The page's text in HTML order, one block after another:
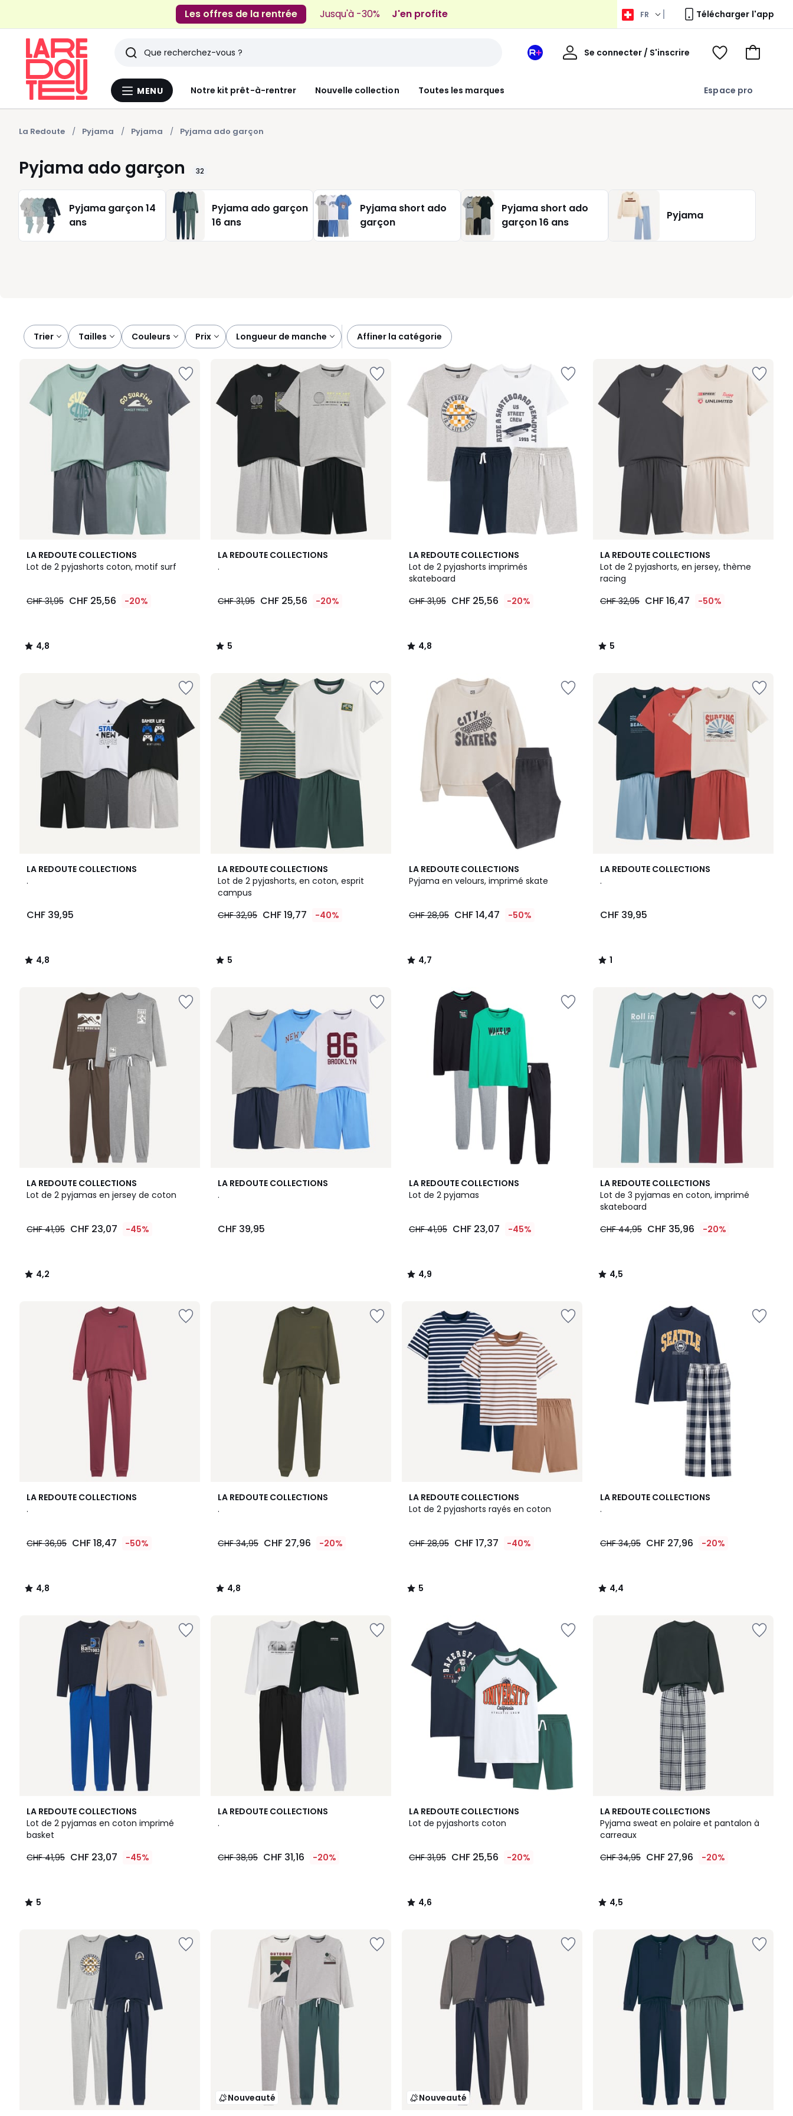
Les offres de la rentrée Jusqu'à -30% J'en profite FR Télécharger l'app
Menu
MENU Notre kit prêt-à-rentrer Nouvelle collection Toutes les marques Espace pro
Rechercher
Derniers
articles
vus
Votre
Se connecter / S'inscrire
Bienvenue
Voir
Aller
La Redoute Pyjama Pyjama Pyjama ado garçon
Pyjama ado garçon 32
Pyjama garçon 14
ans
Pyjama ado garçon
16 ans
Pyjama short ado
garçon
Pyjama short ado
garçon 16 ans
Pyjama
Trier tailles couleurs prix longueur de manche affiner la catégorie
LA REDOUTE COLLECTIONS
Lot de 2 pyjashorts coton, motif surf
25,56
CHF
réduction
appliquée.
CHF 31,95 CHF 25,56 -20%
4,8
/ 5
4,8
/
LA REDOUTE COLLECTIONS
.
CHF 31,95 CHF 25,56 -20%
5
5
/
LA REDOUTE COLLECTIONS
Lot de 2 pyjashorts imprimés
skateboard
CHF 31,95 CHF 25,56 -20%
4,8
/ 5
4,8
/
LA REDOUTE COLLECTIONS
Lot de 2 pyjashorts, en jersey, thème
racing
CHF 32,95 CHF 16,47 -50%
5
/
5
5
/
LA REDOUTE COLLECTIONS
.
CHF 39,95
4,8
4,8
/
LA REDOUTE COLLECTIONS
Lot de 2 pyjashorts, en coton, esprit
campus
CHF 32,95 CHF 19,77 -40%
5
/
5
5
/
LA REDOUTE COLLECTIONS
Pyjama en velours, imprimé skate
CHF 28,95 CHF 14,47 -50%
4,7
/ 5
4,7
/
LA REDOUTE COLLECTIONS
.
CHF 39,95
1
1
/
LA REDOUTE COLLECTIONS
Lot de 2 pyjamas en jersey de coton
CHF 41,95 CHF 23,07 -45%
4,2
/ 5
4,2
/
LA REDOUTE COLLECTIONS
.
CHF 39,95
LA REDOUTE COLLECTIONS
Lot de 2 pyjamas
CHF 41,95 CHF 23,07 -45%
4,9
/ 5
4,9
/
LA REDOUTE COLLECTIONS
Lot de 3 pyjamas en coton, imprimé
skateboard
CHF 44,95 CHF 35,96 -20%
4,5
/ 5
4,5
/
LA REDOUTE COLLECTIONS
.
CHF 36,95 CHF 18,47 -50%
4,8
4,8
/
LA REDOUTE COLLECTIONS
.
CHF 34,95 CHF 27,96 -20%
4,8
4,8
/
LA REDOUTE COLLECTIONS
Lot de 2 pyjashorts rayés en coton
CHF 28,95 CHF 17,37 -40%
5
/
5
/
LA REDOUTE COLLECTIONS
.
CHF 34,95 CHF 27,96 -20%
4,4
4,4
/
LA REDOUTE COLLECTIONS
Lot de 2 pyjamas en coton imprimé
basket
CHF 41,95 CHF 23,07 -45%
5
/
5
5
/
LA REDOUTE COLLECTIONS
.
CHF 38,95 CHF 31,16 -20%
LA REDOUTE COLLECTIONS
Lot de pyjashorts coton
CHF 31,95 CHF 25,56 -20%
4,6
/ 5
4,6
/
LA REDOUTE COLLECTIONS
Pyjama sweat en polaire et pantalon à
carreaux
CHF 34,95 CHF 27,96 -20%
4,5
/ 5
4,5
/
Nouveauté Nouveauté